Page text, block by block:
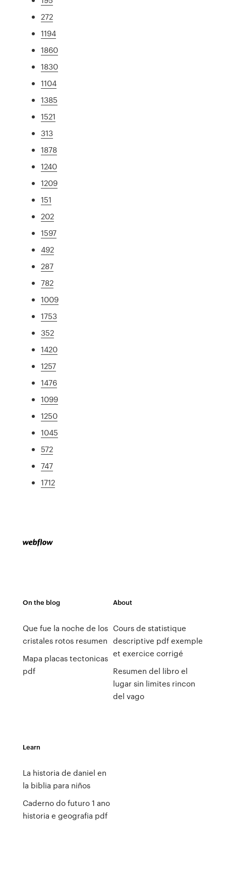
272
1194
1860
1830
1104
1385
1521
313
1878
1240
1209
151
202
1597
492
287
782
1009
1753
352
1420
1257
1476
1099
1250
1045
572
747
1712
On the blog
Que fue la noche de los
cristales rotos resumen
Mapa placas tectonicas
pdf
About
Cours de statistique
descriptive pdf exemple
et exercice corrigé
Resumen del libro el
lugar sin limites rincon
del vago
Learn
La historia de daniel en
la biblia para niños
Caderno do futuro 1 ano
historia e geografia pdf